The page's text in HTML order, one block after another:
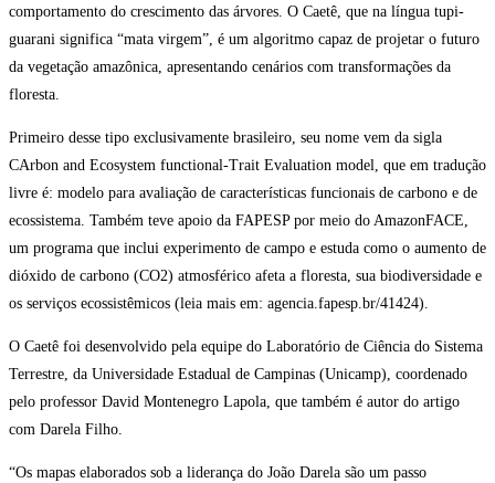
comportamento do crescimento das árvores. O Caetê, que na língua tupi-
guarani significa “mata virgem”, é um algoritmo capaz de projetar o futuro
da vegetação amazônica, apresentando cenários com transformações da
floresta.
Primeiro desse tipo exclusivamente brasileiro, seu nome vem da sigla
CArbon and Ecosystem functional-Trait Evaluation model, que em tradução
livre é: modelo para avaliação de características funcionais de carbono e de
ecossistema. Também teve apoio da FAPESP por meio do AmazonFACE,
um programa que inclui experimento de campo e estuda como o aumento de
dióxido de carbono (CO2) atmosférico afeta a floresta, sua biodiversidade e
os serviços ecossistêmicos (leia mais em: agencia.fapesp.br/41424).
O Caetê foi desenvolvido pela equipe do Laboratório de Ciência do Sistema
Terrestre, da Universidade Estadual de Campinas (Unicamp), coordenado
pelo professor David Montenegro Lapola, que também é autor do artigo
com Darela Filho.
“Os mapas elaborados sob a liderança do João Darela são um passo